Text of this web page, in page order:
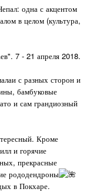
одна с акцентом
в целом (культура,
7 - 21 апреля 2018.
с разных сторон и
бамбуковые
и сам грандиозный
Кроме
и горячие
прекрасные
рододендроны
в Покхаре.